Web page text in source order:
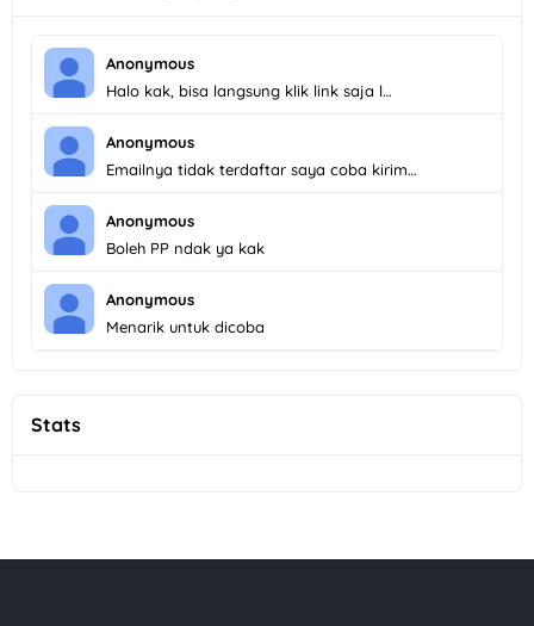
Anonymous
Halo kak, bisa langsung klik link saja l…
Anonymous
Emailnya tidak terdaftar saya coba kirim…
Anonymous
Boleh PP ndak ya kak
Anonymous
Menarik untuk dicoba
Stats